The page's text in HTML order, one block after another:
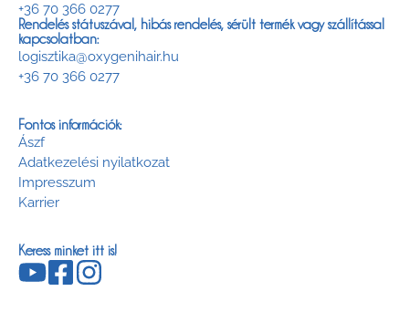
+36 70 366 0277
Rendelés státuszával, hibás rendelés, sérült termék vagy szállítással
kapcsolatban:
logisztika@oxygenihair.hu
+36 70 366 0277
Fontos információk:
Ászf
Adatkezelési nyilatkozat
Impresszum
Karrier
Keress minket itt is!